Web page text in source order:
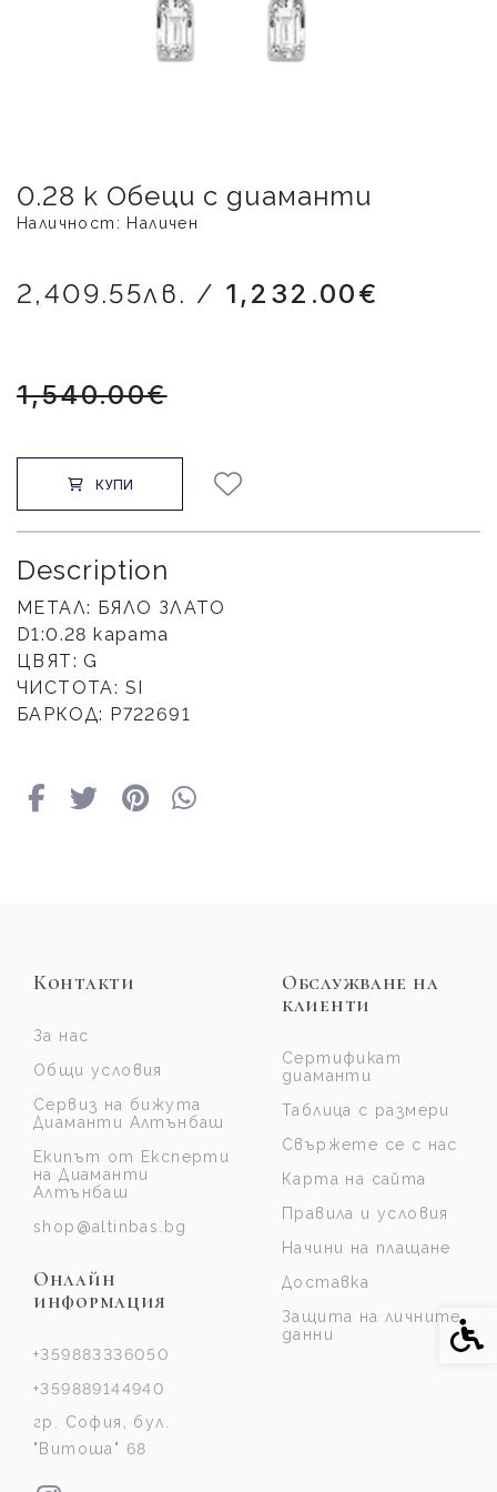
0.28 к Обеци с диаманти
Наличност: Наличен
2,409.55лв. / 1,232.00€
1,540.00€
КУПИ
Description
МЕТАЛ: БЯЛО ЗЛАТО
D1:0.28 карата
ЦВЯТ: G
ЧИСТОТА: SI
БАРКОД: Р722691
Контакти
За нас
Общи условия
Сервиз на бижута
Диаманти Алтънбаш
Екипът от Експерти
на Диаманти
Алтънбаш
shop@altinbas.bg
Онлайн
информация
+359883336050
+359889144940
гр. София, бул.
"Витоша" 68
Обслужване на
клиенти
Сертификат
диаманти
Таблица с размери
Свържете се с нас
Карта на сайта
Правила и условия
Начини на плащане
Доставка
Защита на личните
данни